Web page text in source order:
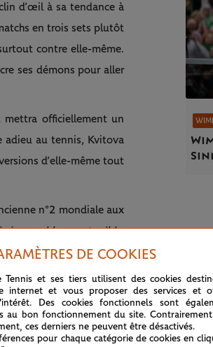
d’œil à sa tendance à
en trois sets plutôt
contre elle-même.
ses démons pour aller
officiellement un
adieu au tennis, Kvitova
d’elle-même tout
n°2 mondiale aux
incroyable… ou terrible.
un combat en moi. Peut-
avec l’idée de lutter
battue."
une question vraiment
sourire.
DE COOKIES
Tennis et ses tiers utilisent des cookies
internet et vous proposer des services et
Des cookies fonctionnels sont
au bon fonctionnement du site.
ces derniers ne peuvent être désactivés.
pour chaque catégorie de cookies en